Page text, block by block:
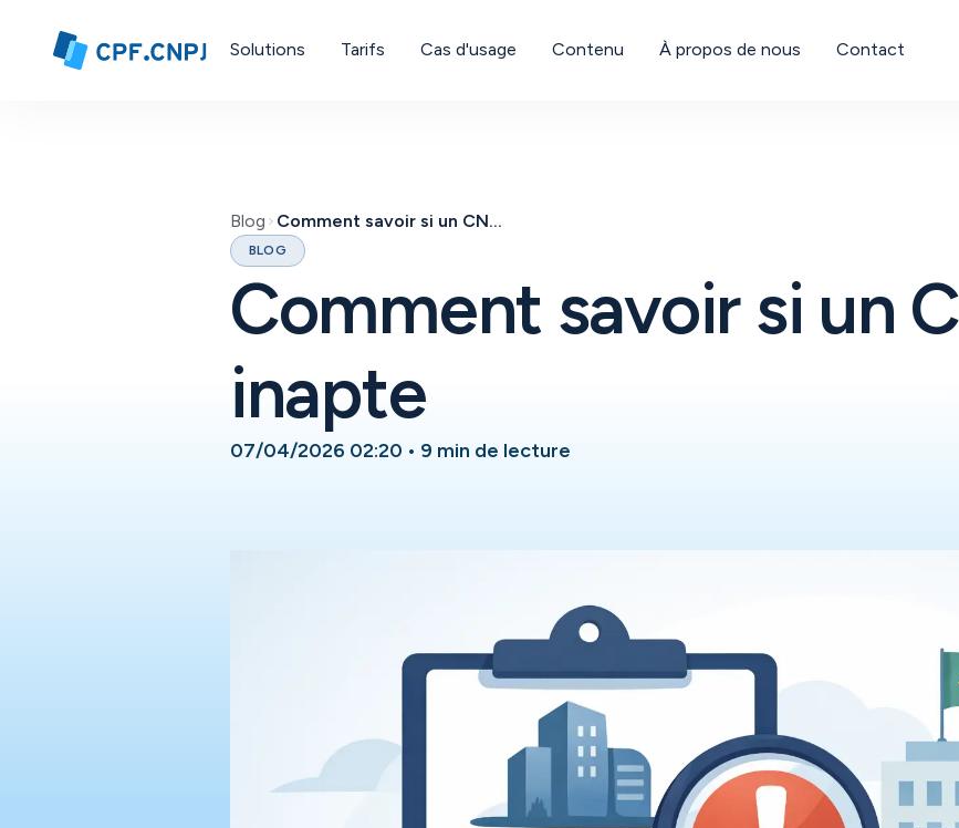
Solutions Tarifs Cas d'usage Contenu À propos de nous Contact
Blog Comment savoir si un CNPJ est inapte
BLOG
Comment savoir si un
inapte
07/04/2026 02:20 • 9 min de lecture